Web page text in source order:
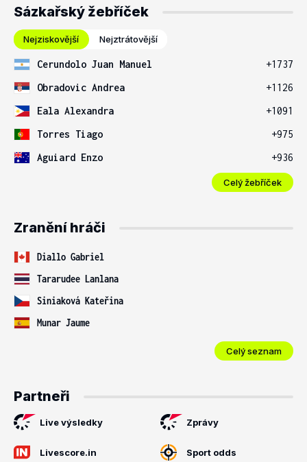
Sázkařský žebříček
Nejziskovější Nejztrátovější
Cerundolo Juan Manuel
+1737
Obradovic Andrea
+1126
Eala Alexandra
+1091
Torres Tiago
+975
Aguiard Enzo
+936
Celý žebříček
Zranění hráči
Diallo Gabriel
Tararudee Lanlana
Siniaková Kateřina
Munar Jaume
Celý seznam
Partneři
Live výsledky Zprávy
Livescore.in Sport odds